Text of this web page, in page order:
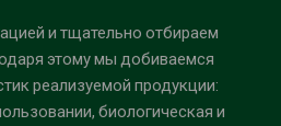
и тщательно отбираем
этому мы добиваемся
реализуемой продукции:
биологическая и